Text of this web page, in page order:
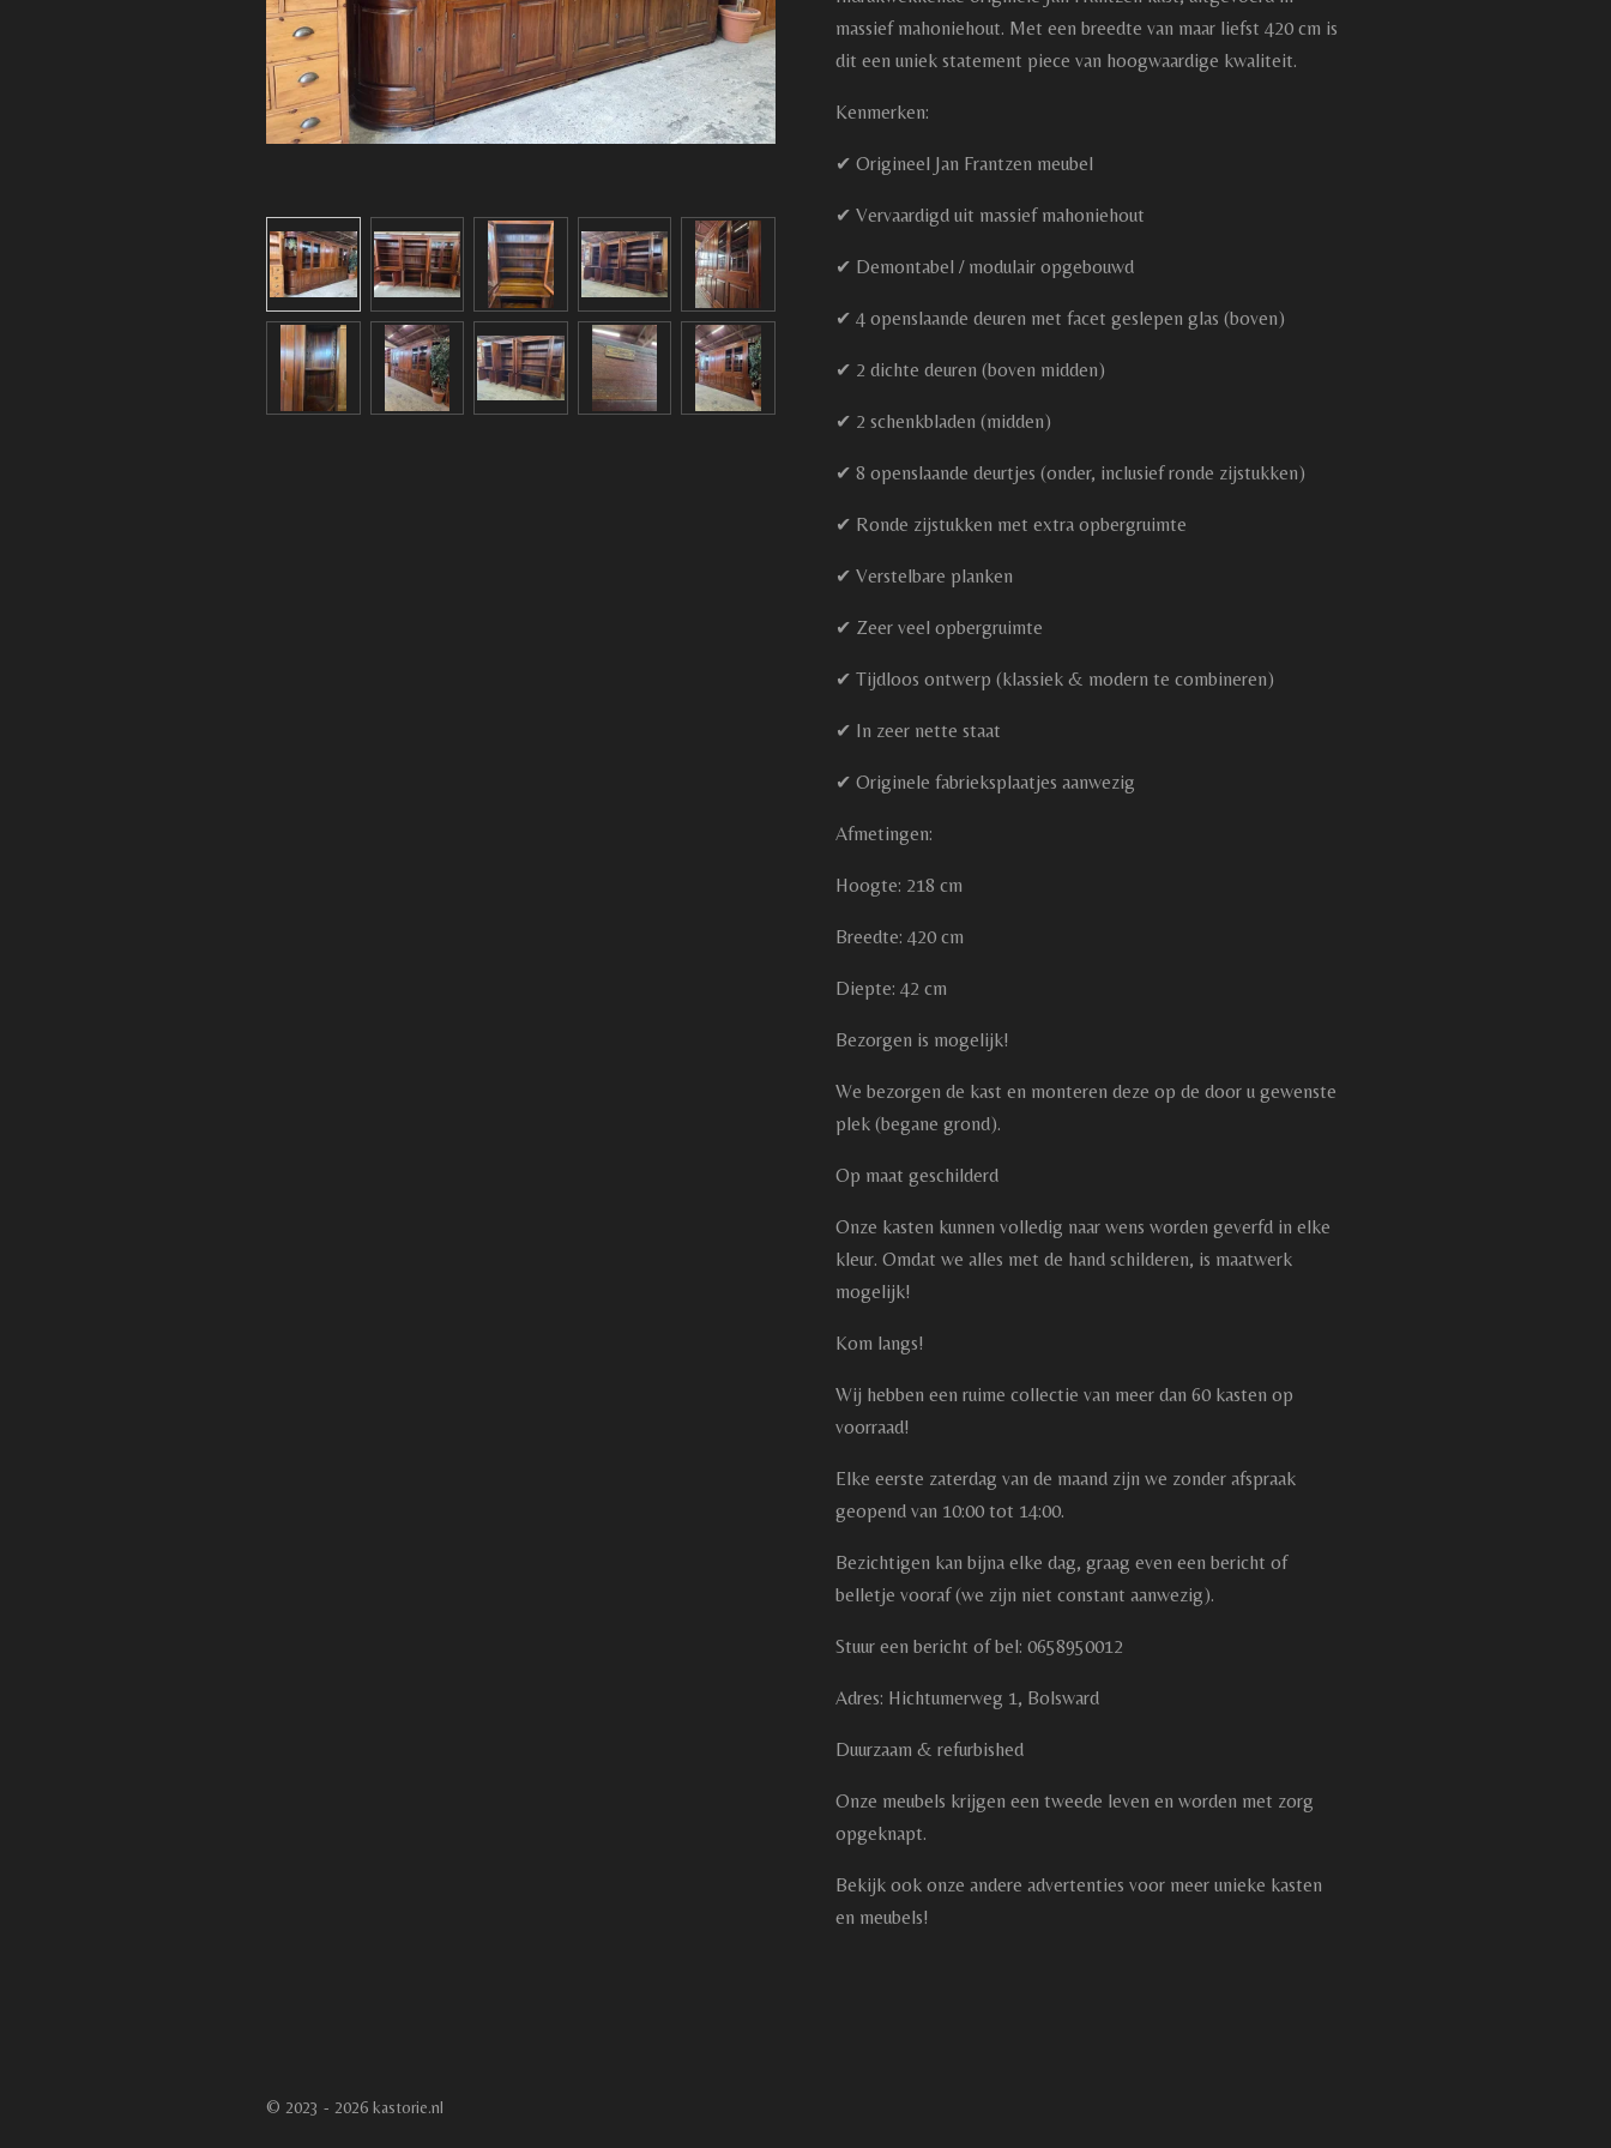
massief mahoniehout. Met een breedte van maar liefst 420 cm is
dit een uniek statement piece van hoogwaardige kwaliteit.
Kenmerken:
✔ Origineel Jan Frantzen meubel
✔ Vervaardigd uit massief mahoniehout
✔ Demontabel / modulair opgebouwd
✔ 4 openslaande deuren met facet geslepen glas (boven)
✔ 2 dichte deuren (boven midden)
✔ 2 schenkbladen (midden)
✔ 8 openslaande deurtjes (onder, inclusief ronde zijstukken)
✔ Ronde zijstukken met extra opbergruimte
✔ Verstelbare planken
✔ Zeer veel opbergruimte
✔ Tijdloos ontwerp (klassiek & modern te combineren)
✔ In zeer nette staat
✔ Originele fabrieksplaatjes aanwezig
Afmetingen:
Hoogte: 218 cm
Breedte: 420 cm
Diepte: 42 cm
Bezorgen is mogelijk!
We bezorgen de kast en monteren deze op de door u gewenste
plek (begane grond).
Op maat geschilderd
Onze kasten kunnen volledig naar wens worden geverfd in elke
kleur. Omdat we alles met de hand schilderen, is maatwerk
mogelijk!
Kom langs!
Wij hebben een ruime collectie van meer dan 60 kasten op
voorraad!
Elke eerste zaterdag van de maand zijn we zonder afspraak
geopend van 10:00 tot 14:00.
Bezichtigen kan bijna elke dag, graag even een bericht of
belletje vooraf (we zijn niet constant aanwezig).
Stuur een bericht of bel: 0658950012
Adres: Hichtumerweg 1, Bolsward
Duurzaam & refurbished
Onze meubels krijgen een tweede leven en worden met zorg
opgeknapt.
Bekijk ook onze andere advertenties voor meer unieke kasten
en meubels!
© 2023 - 2026 kastorie.nl